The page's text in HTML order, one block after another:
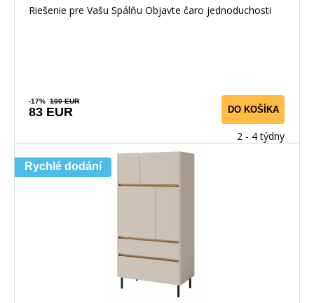
Riešenie pre Vašu Spálňu Objavte čaro jednoduchosti
-17% 100 EUR
83 EUR DO KOŠÍKA
2 - 4 týdny
Rychlé dodání